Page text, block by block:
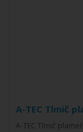
A-TEC Tlmič
A-TEC Tlmič